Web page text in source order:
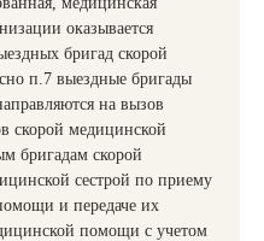
оказывается
бригад скорой
п.7 выездные бригады
на вызов
скорой медицинской
бригадам скорой
сестрой по приему
и передаче их
помощи с учетом